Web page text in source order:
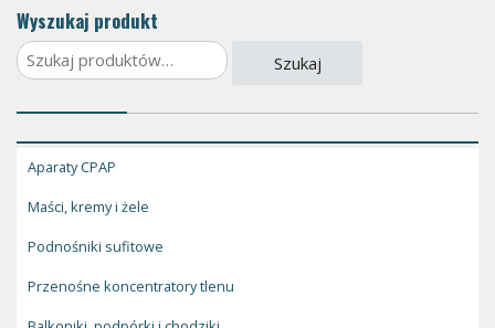
Wyszukaj produkt
Szukaj: Szukaj
Aparaty CPAP
Maści, kremy i żele
Podnośniki sufitowe
Przenośne koncentratory tlenu